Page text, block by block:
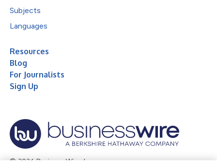
Subjects
Languages
Resources
Blog
For Journalists
Sign Up
© 2026 Business Wire, Inc.